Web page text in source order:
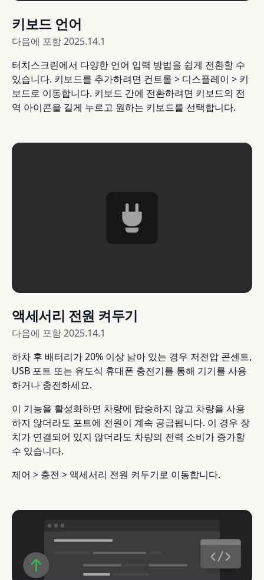
키보드 언어
다음에 포함2025.14.1
터치스크린에서 다양한 언어 입력 방법을 쉽게 전환할 수
있습니다. 키보드를 추가하려면 컨트롤 > 디스플레이 > 키
보드로 이동합니다. 키보드 간에 전환하려면 키보드의 전
역 아이콘을 길게 누르고 원하는 키보드를 선택합니다.
액세서리 전원 켜두기
다음에 포함2025.14.1
하차 후 배터리가 20% 이상 남아 있는 경우 저전압 콘센트,
USB 포트 또는 유도식 휴대폰 충전기를 통해 기기를 사용
하거나 충전하세요.
이 기능을 활성화하면 차량에 탑승하지 않고 차량을 사용
하지 않더라도 포트에 전원이 계속 공급됩니다. 이 경우 장
치가 연결되어 있지 않더라도 차량의 전력 소비가 증가할
수 있습니다.
제어 > 충전 > 액세서리 전원 켜두기로 이동합니다.